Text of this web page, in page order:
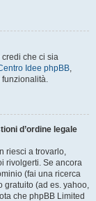
credi che ci sia
Idee phpBB,
d’ordine legale
riesci a trovarlo,
rivolgerti. Se ancora
(fai una ricerca
gratuito (ad es. yahoo,
che phpBB Limited